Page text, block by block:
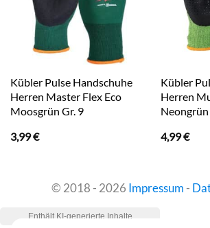
Kübler Pulse Handschuhe
Herren Master Flex Eco
Moosgrün Gr. 9
3,99€
Kübler
Herren
Neongrün
4,99€
© 2018 - 2026 Impressum -